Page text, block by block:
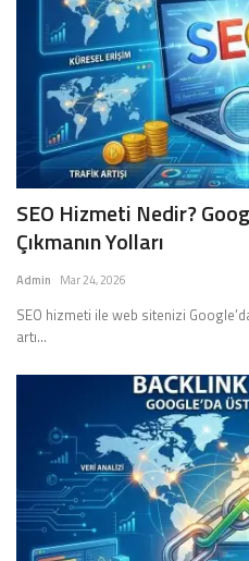
SEO Hizmeti Nedir?
Çıkmanın Yolları
Admin Mar 24, 2026
SEO hizmeti ile web sitenizi
artı...